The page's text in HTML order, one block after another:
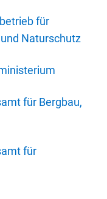
für
Naturschutz
für Bergbau,
für